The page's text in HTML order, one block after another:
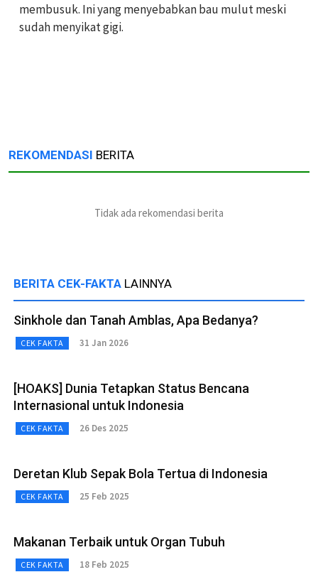
membusuk. Ini yang menyebabkan bau mulut meski
sudah menyikat gigi.
REKOMENDASI BERITA
Tidak ada rekomendasi berita
BERITA CEK-FAKTA LAINNYA
Sinkhole dan Tanah Amblas, Apa Bedanya?
CEK FAKTA 31 Jan 2026
[HOAKS] Dunia Tetapkan Status Bencana
Internasional untuk Indonesia
CEK FAKTA 26 Des 2025
Deretan Klub Sepak Bola Tertua di Indonesia
CEK FAKTA 25 Feb 2025
Makanan Terbaik untuk Organ Tubuh
CEK FAKTA 18 Feb 2025